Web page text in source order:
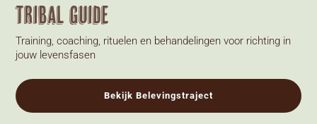
Tribal Guide
Training, coaching, rituelen en behandelingen voor richting in
jouw levensfasen
Bekijk Belevingstraject